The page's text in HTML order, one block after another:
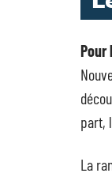
Pour
part,
La